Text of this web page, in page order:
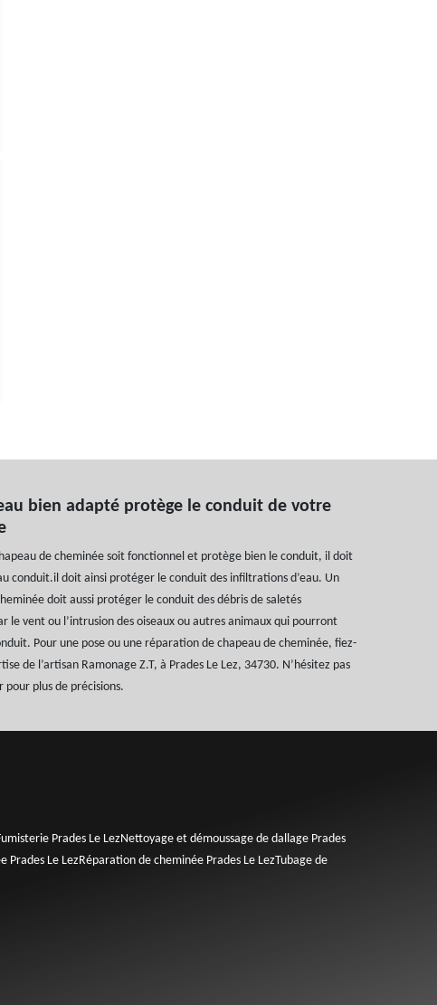
bien adapté protège le conduit de votre
de cheminée soit fonctionnel et protège bien le conduit, il doit
conduit.il doit ainsi protéger le conduit des infiltrations d’eau. Un
doit aussi protéger le conduit des débris de saletés
le vent ou l’intrusion des oiseaux ou autres animaux qui pourront
Pour une pose ou une réparation de chapeau de cheminée, fiez-
de l’artisan Ramonage Z.T, à Prades Le Lez, 34730. N’hésitez pas
pour plus de précisions.
Prades Le LezNettoyage et démoussage de dallage Prades
Prades Le LezRéparation de cheminée Prades Le LezTubage de